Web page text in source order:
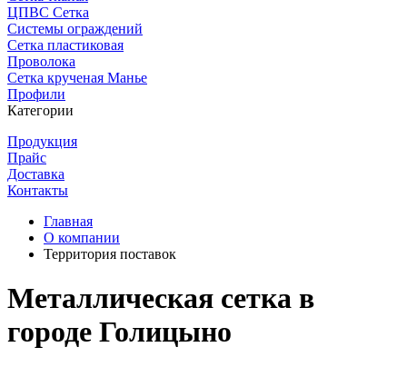
ЦПВС Сетка
Системы ограждений
Сетка пластиковая
Проволока
Сетка крученая Манье
Профили
Категории
Продукция
Прайс
Доставка
Контакты
Главная
О компании
Территория поставок
Металлическая сетка в
городе Голицыно